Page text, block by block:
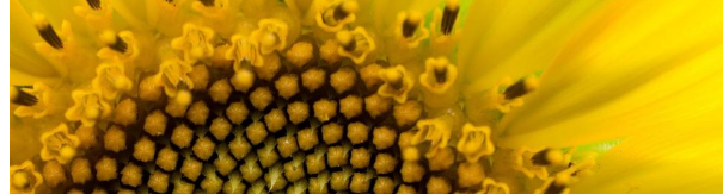
SVGs
Sjablonen
Vectoren
Videos
Motion graphics
Redactionele Afbeeldingen
Redactionele Evenementen